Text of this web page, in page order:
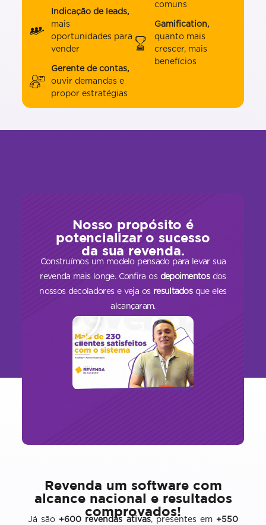
Indicação de leads,
mais
oportunidades para
vender
Gerente de contas,
ouvir demandas e
propor estratégias
comuns
Gamification,
quanto mais
crescer, mais
benefícios
Nosso propósito é
potencializar o sucesso
da sua revenda.
Construímos um modelo pensado para levar sua
revenda mais longe. Confira os depoimentosdos
nossos decoladores e veja os resultadosque eles
alcançaram.
Revenda um software com
alcance nacional e resultados
comprovados!
Já são +600 revendas ativas, presentes em +550